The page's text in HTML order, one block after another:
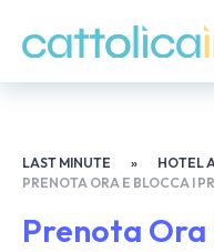
LAST MINUTE » HOTEL
PRENOTA ORA E BLOCCA I
Prenota Ora